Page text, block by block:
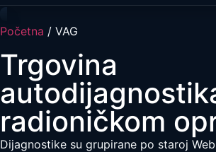
Početna / VAG
Trgovina
radioničkom
Dijagnostike su grupirane po staroj